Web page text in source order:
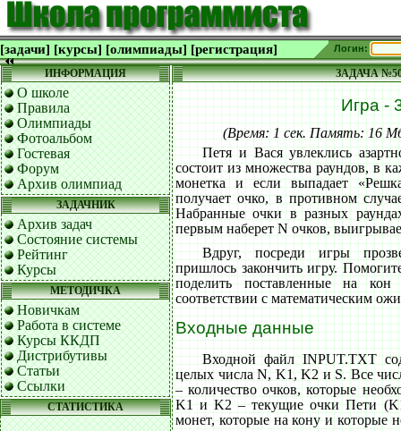
[задачи] [курсы] [олимпиады] [регистрация] Логин:
ИНФОРМАЦИЯ
О школе
Правила
Олимпиады
Фотоальбом
Гостевая
Форум
Архив олимпиад
ЗАДАЧНИК
Архив задач
Состояние системы
Рейтинг
Курсы
МЕТОДИЧКА
Новичкам
Работа в системе
Курсы ККДП
Дистрибутивы
Статьи
Ссылки
СТАТИСТИКА
ЗАДАЧА
Игра -
(Время: 1 сек. Память: 16
Петя и Вася увлеклись
состоит из множества раундов, в
монетка и если выпадает
получает очко, в противном
Набранные очки в разных
первым наберет N очков,
Вдруг, посреди игры
пришлось закончить игру.
поделить поставленные на
соответствии с математическим
Входные данные
Входной файл INPUT.TXT
целых числа N, K1, K2 и S. Все
– количество очков, которые
K1 и K2 – текущие очки Пети
монет, которые на кону и которые